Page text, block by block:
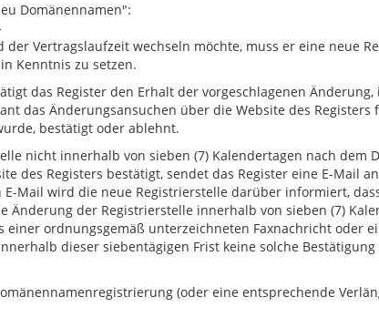
Domänennamen":
Vertragslaufzeit wechseln möchte, muss er eine neue
Kenntnis zu setzen.
das Register den Erhalt der vorgeschlagenen
das Änderungsansuchen über die Website des
bestätigt oder ablehnt.
nicht innerhalb von sieben (7) Kalendertagen nach dem
des Registers bestätigt, sendet das Register eine E-Mail
Mail wird die neue Registrierstelle darüber informiert,
Änderung der Registrierstelle innerhalb von sieben (7)
ordnungsgemäß unterzeichneten Faxnachricht oder
dieser siebentägigen Frist keine solche
(oder eine entsprechende